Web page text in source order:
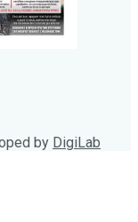
by DigiLab